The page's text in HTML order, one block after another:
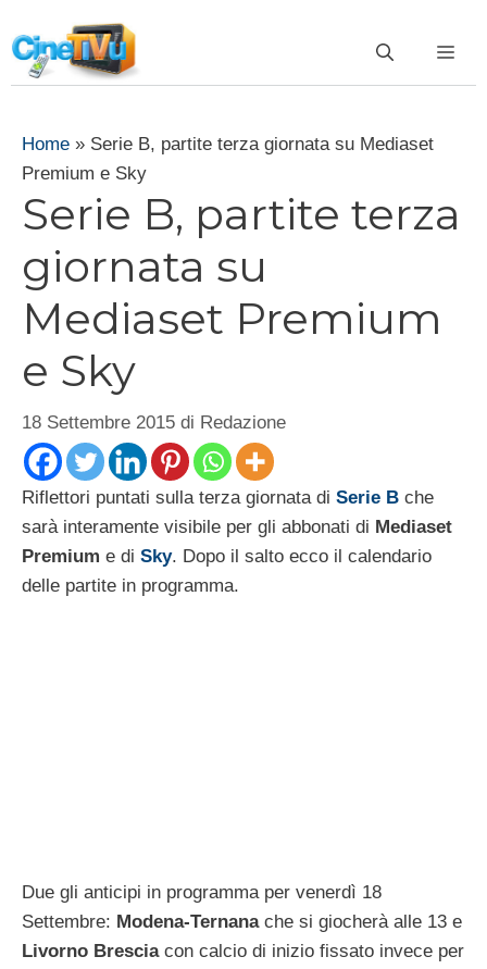
al
contenuto
Home » Serie B, partite terza giornata su Mediaset
Premium e Sky
Serie B, partite terza
giornata su
Mediaset Premium
e Sky
18 Settembre 2015 di Redazione
Riflettori puntati sulla terza giornata di Serie B che
sarà interamente visibile per gli abbonati di Mediaset
Premium e di Sky. Dopo il salto ecco il calendario
delle partite in programma.
Due gli anticipi in programma per venerdì 18
Settembre: Modena-Ternanache si giocherà alle 13 e
Livorno Bresciacon calcio di inizio fissato invece per